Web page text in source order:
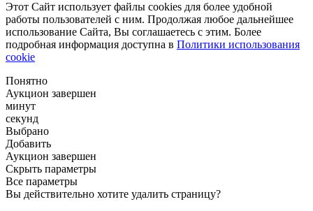
Этот Сайт использует файлы cookies для более удобной
работы пользователей с ним. Продолжая любое дальнейшее
использование Сайта, Вы соглашаетесь с этим. Более
подробная информация доступна в Политики использования
cookie
Понятно
Аукцион завершен
минут
секунд
Выбрано
Добавить
Аукцион завершен
Скрыть параметры
Все параметры
Вы действительно хотите удалить страницу?